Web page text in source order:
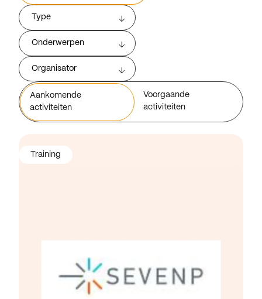
Type
Onderwerpen
Organisator
Aankomende
activiteiten
Voorgaande
activiteiten
Training